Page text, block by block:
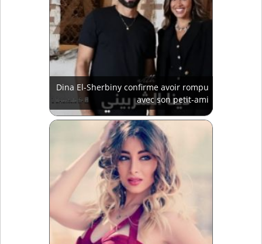
Dina El-Sherbiny confirme avoir rompu
avec son petit-ami